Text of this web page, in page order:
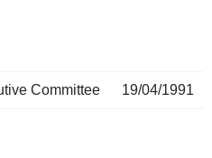
Committee 19/04/1991